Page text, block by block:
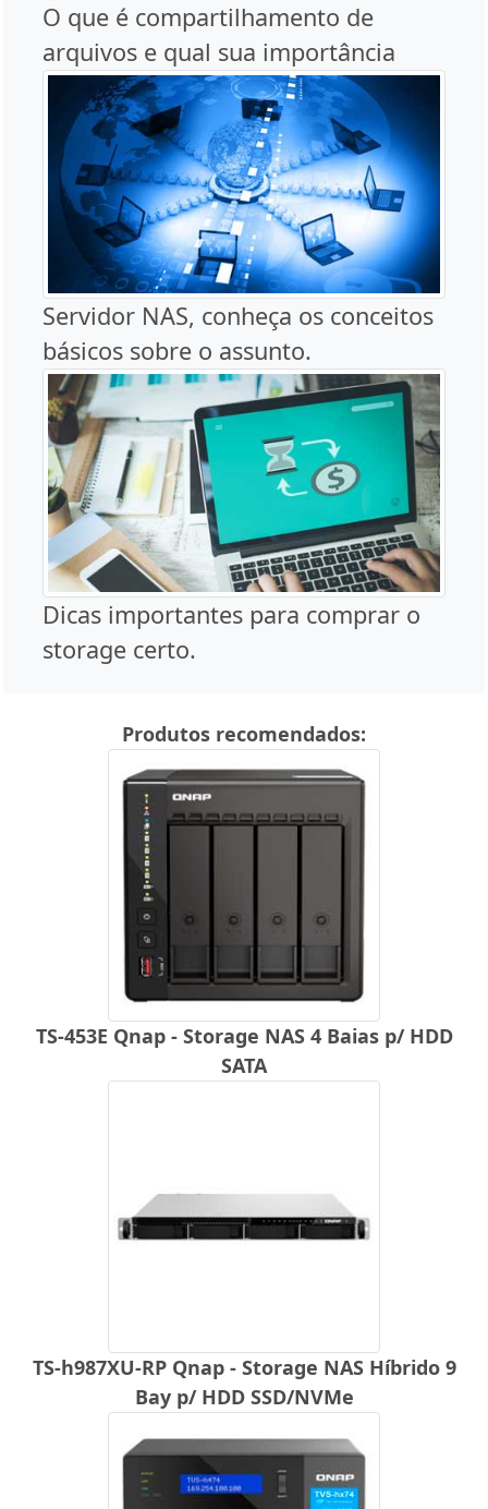
O que é compartilhamento de
arquivos e qual sua importância
Servidor NAS, conheça os conceitos
básicos sobre o assunto.
Dicas importantes para comprar o
storage certo.
Produtos recomendados:
TS-453E Qnap - Storage NAS 4 Baias p/ HDD
SATA
TS-h987XU-RP Qnap - Storage NAS Híbrido 9
Bay p/ HDD SSD/NVMe